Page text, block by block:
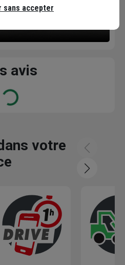
avis
Loading...
votre
sans accepter